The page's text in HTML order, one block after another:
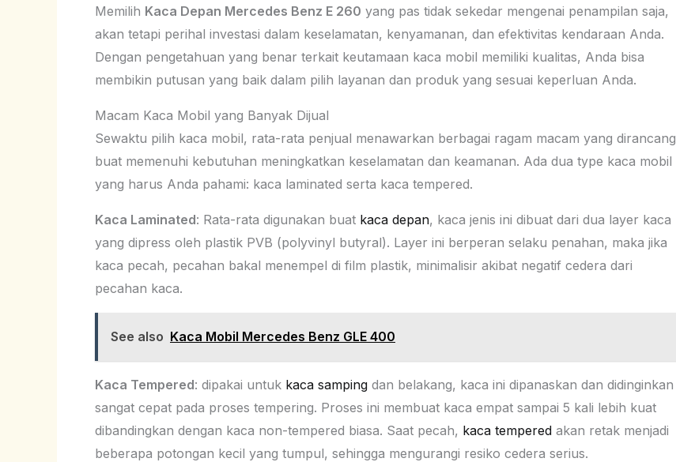
Memilih Kaca Depan Mercedes Benz E 260 yang pas tidak sekedar mengenai penampilan saja,
akan tetapi perihal investasi dalam keselamatan, kenyamanan, dan efektivitas kendaraan Anda.
Dengan pengetahuan yang benar terkait keutamaan kaca mobil memiliki kualitas, Anda bisa
membikin putusan yang baik dalam pilih layanan dan produk yang sesuai keperluan Anda.
Macam Kaca Mobil yang Banyak Dijual
Sewaktu pilih kaca mobil, rata-rata penjual menawarkan berbagai ragam macam yang dirancang
buat memenuhi kebutuhan meningkatkan keselamatan dan keamanan. Ada dua type kaca mobil
yang harus Anda pahami: kaca laminated serta kaca tempered.
Kaca Laminated: Rata-rata digunakan buat kaca depan, kaca jenis ini dibuat dari dua layer kaca
yang dipress oleh plastik PVB (polyvinyl butyral). Layer ini berperan selaku penahan, maka jika
kaca pecah, pecahan bakal menempel di film plastik, minimalisir akibat negatif cedera dari
pecahan kaca.
See also Kaca Mobil Mercedes Benz GLE 400
Kaca Tempered: dipakai untuk kaca samping dan belakang, kaca ini dipanaskan dan didinginkan
sangat cepat pada proses tempering. Proses ini membuat kaca empat sampai 5 kali lebih kuat
dibandingkan dengan kaca non-tempered biasa. Saat pecah, kaca tempered akan retak menjadi
beberapa potongan kecil yang tumpul, sehingga mengurangi resiko cedera serius.